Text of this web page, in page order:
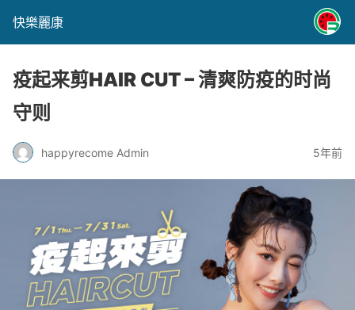
快樂麗康
疫起来剪HAIR CUT – 清爽防疫的时尚
守则
happyrecome Admin 5年前